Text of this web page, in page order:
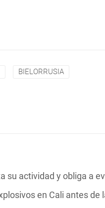
BIELORRUSIA
su actividad y obliga a
en Cali antes de